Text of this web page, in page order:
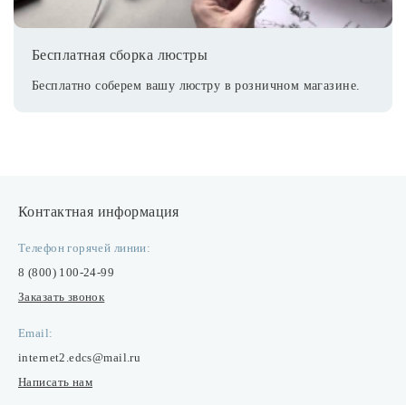
Бесплатная сборка люстры
Бесплатно соберем вашу люстру в розничном магазине.
Контактная информация
Телефон горячей линии:
8 (800) 100-24-99
Заказать звонок
Email:
internet2.edcs@mail.ru
Написать нам